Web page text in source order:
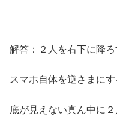
解答：２人を右下に降ろ
スマホ自体を逆さまにす
底が見えない真ん中に